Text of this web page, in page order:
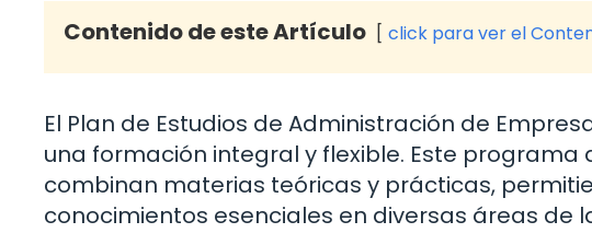
Contenido de este Artículo click para ver el
El Plan de Estudios de Administración de
una formación integral y flexible. Este
combinan materias teóricas y prácticas,
conocimientos esenciales en diversas áreas de